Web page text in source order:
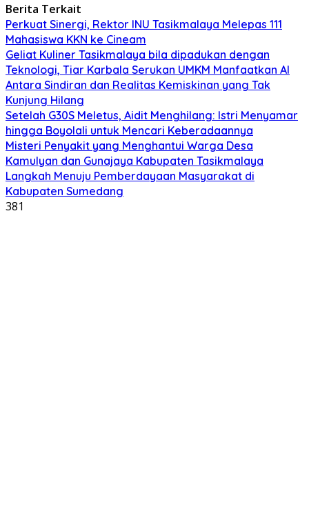
Berita Terkait
Perkuat Sinergi, Rektor INU Tasikmalaya Melepas 111
Mahasiswa KKN ke Cineam
Geliat Kuliner Tasikmalaya bila dipadukan dengan
Teknologi, Tiar Karbala Serukan UMKM Manfaatkan AI
Antara Sindiran dan Realitas Kemiskinan yang Tak
Kunjung Hilang
Setelah G30S Meletus, Aidit Menghilang: Istri Menyamar
hingga Boyolali untuk Mencari Keberadaannya
Misteri Penyakit yang Menghantui Warga Desa
Kamulyan dan Gunajaya Kabupaten Tasikmalaya
Langkah Menuju Pemberdayaan Masyarakat di
Kabupaten Sumedang
381